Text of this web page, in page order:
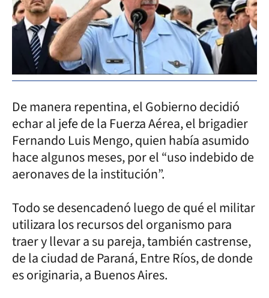
De manera repentina, el Gobierno decidió
echar al jefe de la Fuerza Aérea, el brigadier
Fernando Luis Mengo, quien había asumido
hace algunos meses, por el “uso indebido de
aeronaves de la institución”.
Todo se desencadenó luego de qué el militar
utilizara los recursos del organismo para
traer y llevar a su pareja, también castrense,
de la ciudad de Paraná, Entre Ríos, de donde
es originaria, a Buenos Aires.